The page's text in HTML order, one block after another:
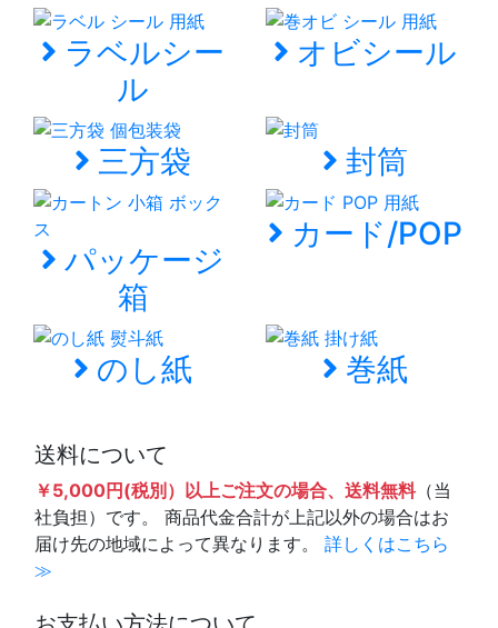
ラベルシー
ル
オビシール
三方袋 封筒
パッケージ
箱
カード/POP
のし紙 巻紙
送料について
￥5,000円(税別）以上ご注文の場合、送料無料（当
社負担）です。 商品代金合計が上記以外の場合はお
届け先の地域によって異なります。
詳しくはこちら
≫